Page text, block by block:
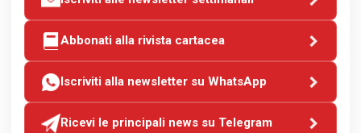
Abbonati alla rivista cartacea
Iscriviti alla newsletter su WhatsApp
Ricevi le principali news su Telegram